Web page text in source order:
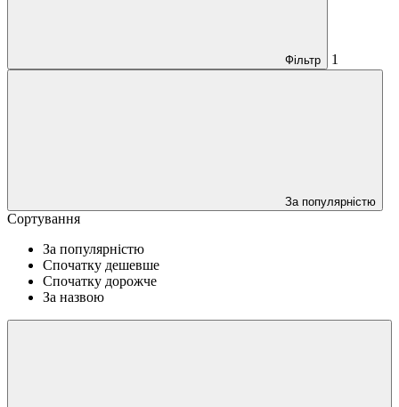
Фільтр 1
За популярністю
Сортування
За популярністю
Спочатку дешевше
Спочатку дорожче
За назвою